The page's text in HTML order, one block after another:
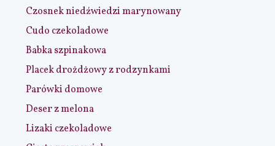
Czosnek niedźwiedzi marynowany
Cudo czekoladowe
Babka szpinakowa
Placek drożdżowy z rodzynkami
Parówki domowe
Deser z melona
Lizaki czekoladowe